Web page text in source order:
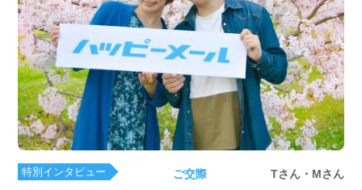
特別インタビュー ご交際 Tさん・Mさん